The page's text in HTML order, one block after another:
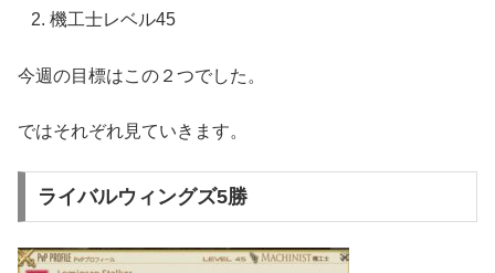
機工士レベル45
今週の目標はこの２つでした。
ではそれぞれ見ていきます。
ライバルウィングズ5勝